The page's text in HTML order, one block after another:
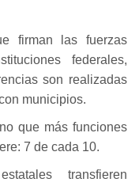
firman las fuerzas
federales,
son realizadas
municipios.
que más funciones
7 de cada 10.
transfieren